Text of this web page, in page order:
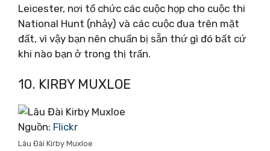
Leicester, nơi tổ chức các cuộc họp cho cuộc thi
National Hunt (nhảy) và các cuộc đua trên mặt
đất, vì vậy bạn nên chuẩn bị sẵn thứ gì đó bất cứ
khi nào bạn ở trong thị trấn.
10. KIRBY MUXLOE
Nguồn: Flickr
Lâu Đài Kirby Muxloe